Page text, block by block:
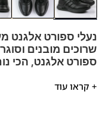
נעלי ספורט אלגנט
שרוכים מובנים
ספורט אלגנט, הכי
נעלי הסניקרס של פרנקו
+ קראו עוד